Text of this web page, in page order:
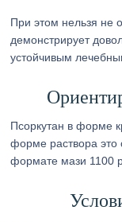
При этом нельзя не
демонстрирует
устойчивым
Псоркутан в форме
форме раствора это
формате мази 1100